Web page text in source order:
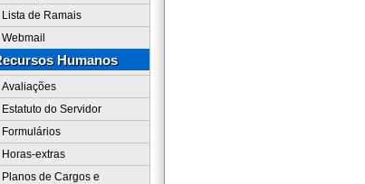
Lista de Ramais
Webmail
Humanos
Avaliações
Estatuto do Servidor
Formulários
Horas-extras
Planos de Cargos e